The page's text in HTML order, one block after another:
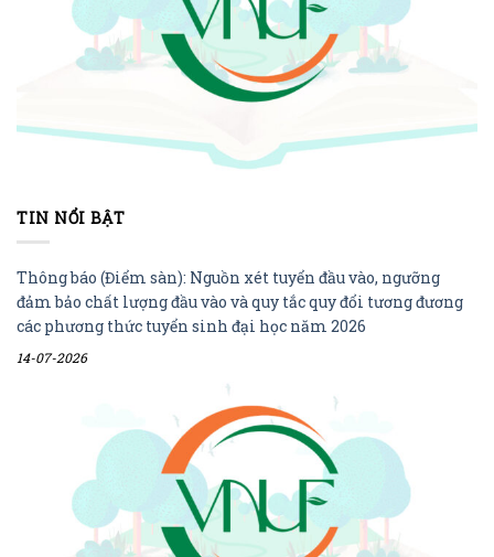
TIN NỔI BẬT
Thông báo (Điểm sàn): Nguồn xét tuyển đầu vào, ngưỡng
đảm bảo chất lượng đầu vào và quy tắc quy đổi tương đương
các phương thức tuyển sinh đại học năm 2026
14-07-2026